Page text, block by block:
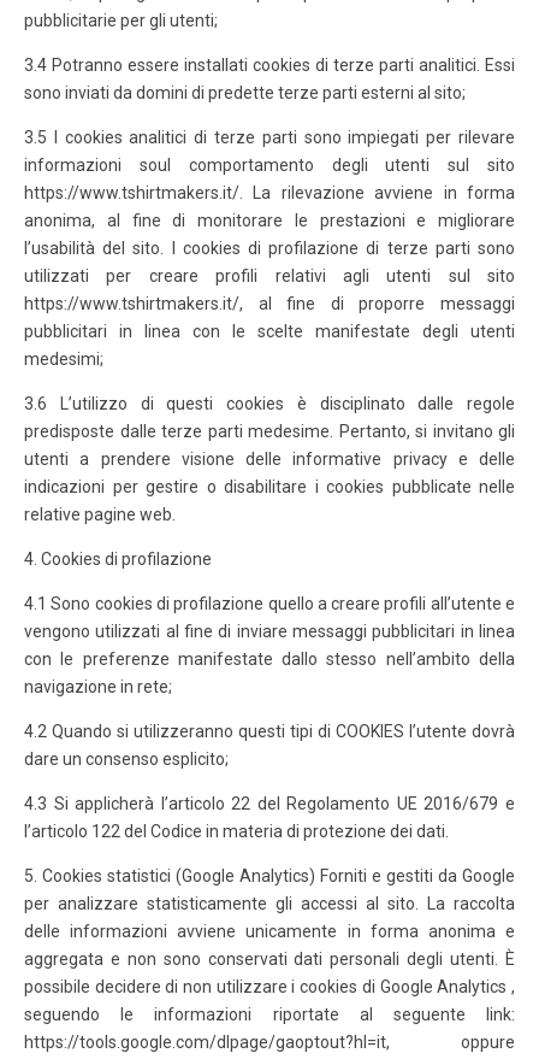
pubblicitarie per gli utenti;
3.4 Potranno essere installati cookies di terze parti analitici. Essi
sono inviati da domini di predette terze parti esterni al sito;
3.5 I cookies analitici di terze parti sono impiegati per rilevare
informazioni soul comportamento degli utenti sul sito
https://www.tshirtmakers.it/. La rilevazione avviene in forma
anonima, al fine di monitorare le prestazioni e migliorare
l’usabilità del sito. I cookies di profilazione di terze parti sono
utilizzati per creare profili relativi agli utenti sul sito
https://www.tshirtmakers.it/, al fine di proporre messaggi
pubblicitari in linea con le scelte manifestate degli utenti
medesimi;
3.6 L’utilizzo di questi cookies è disciplinato dalle regole
predisposte dalle terze parti medesime. Pertanto, si invitano gli
utenti a prendere visione delle informative privacy e delle
indicazioni per gestire o disabilitare i cookies pubblicate nelle
relative pagine web.
4. Cookies di profilazione
4.1 Sono cookies di profilazione quello a creare profili all’utente e
vengono utilizzati al fine di inviare messaggi pubblicitari in linea
con le preferenze manifestate dallo stesso nell’ambito della
navigazione in rete;
4.2 Quando si utilizzeranno questi tipi di COOKIES l’utente dovrà
dare un consenso esplicito;
4.3 Si applicherà l’articolo 22 del Regolamento UE 2016/679 e
l’articolo 122 del Codice in materia di protezione dei dati.
5. Cookies statistici (Google Analytics) Forniti e gestiti da Google
per analizzare statisticamente gli accessi al sito. La raccolta
delle informazioni avviene unicamente in forma anonima e
aggregata e non sono conservati dati personali degli utenti. È
possibile decidere di non utilizzare i cookies di Google Analytics ,
seguendo le informazioni riportate al seguente link:
https://tools.google.com/dlpage/gaoptout?hl=it, oppure